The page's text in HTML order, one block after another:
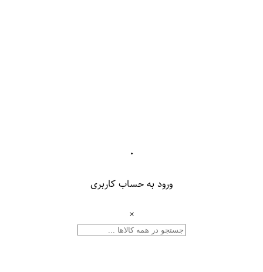
۰
ورود به حساب کاربری
×